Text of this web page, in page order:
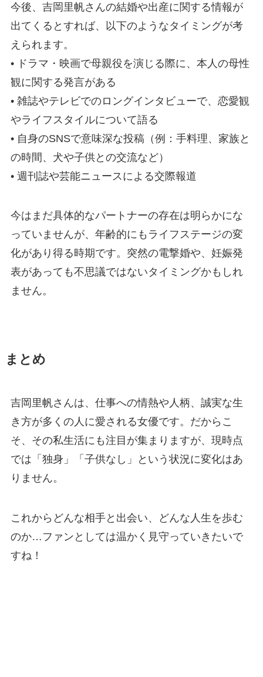
今後、吉岡里帆さんの結婚や出産に関する情報が
出てくるとすれば、以下のようなタイミングが考
えられます。
• ドラマ・映画で母親役を演じる際に、本人の母性
観に関する発言がある
• 雑誌やテレビでのロングインタビューで、恋愛観
やライフスタイルについて語る
• 自身のSNSで意味深な投稿（例：手料理、家族と
の時間、犬や子供との交流など）
• 週刊誌や芸能ニュースによる交際報道
今はまだ具体的なパートナーの存在は明らかにな
っていませんが、年齢的にもライフステージの変
化があり得る時期です。突然の電撃婚や、妊娠発
表があっても不思議ではないタイミングかもしれ
ません。
まとめ
吉岡里帆さんは、仕事への情熱や人柄、誠実な生
き方が多くの人に愛される女優です。だからこ
そ、その私生活にも注目が集まりますが、現時点
では「独身」「子供なし」という状況に変化はあ
りません。
これからどんな相手と出会い、どんな人生を歩む
のか…ファンとしては温かく見守っていきたいで
すね！